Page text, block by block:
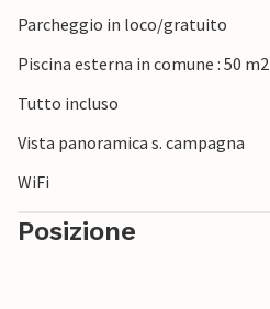
Parcheggio in loco/gratuito
Piscina esterna in comune : 50 m2
Tutto incluso
Vista panoramica s. campagna
WiFi
Posizione